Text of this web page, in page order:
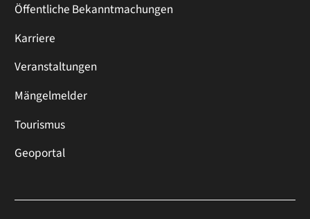
Öffentliche Bekanntmachungen
Karriere
Veranstaltungen
Mängelmelder
Tourismus
Geoportal